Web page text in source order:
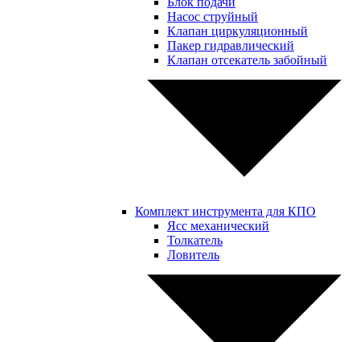
Насос струйный
Клапан циркуляционный
Пакер гидравлический
Клапан отсекатель забойный
Комплект инструмента для КПО
Ясс механический
Толкатель
Ловитель